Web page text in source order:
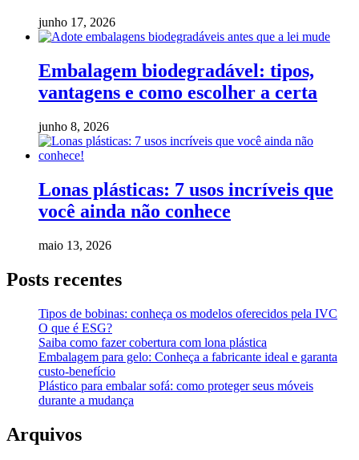
junho 17, 2026
Embalagem biodegradável: tipos,
vantagens e como escolher a certa
junho 8, 2026
Lonas plásticas: 7 usos incríveis que
você ainda não conhece
maio 13, 2026
Posts recentes
Tipos de bobinas: conheça os modelos oferecidos pela IVC
O que é ESG?
Saiba como fazer cobertura com lona plástica
Embalagem para gelo: Conheça a fabricante ideal e garanta
custo-benefício
Plástico para embalar sofá: como proteger seus móveis
durante a mudança
Arquivos